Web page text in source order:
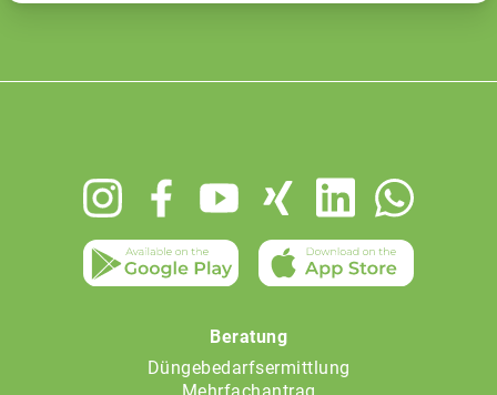
Beratung
Düngebedarfsermittlung